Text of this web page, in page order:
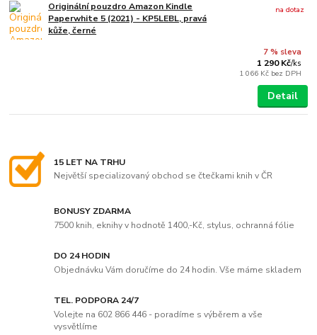
Originální pouzdro Amazon Kindle
Paperwhite 5 (2021) - KP5LEBL, pravá
kůže, černé
7 % sleva
1 290 Kč/ks
1 066 Kč bez DPH
na dotaz
Detail
15 LET NA TRHU
Největší specializovaný obchod se čtečkami knih v ČR
BONUSY ZDARMA
7500 knih, eknihy v hodnotě 1400,-Kč, stylus, ochranná fólie
DO 24 HODIN
Objednávku Vám doručíme do 24 hodin. Vše máme skladem
TEL. PODPORA 24/7
Volejte na 602 866 446 - poradíme s výběrem a vše
vysvětlíme